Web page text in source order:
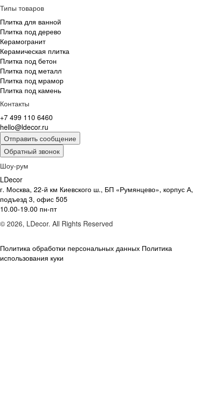
Типы товаров
Плитка для ванной
Плитка под дерево
Керамогранит
Керамическая плитка
Плитка под бетон
Плитка под металл
Плитка под мрамор
Плитка под камень
Контакты
+7 499 110 6460
hello@ldecor.ru
Отправить сообщение
Обратный звонок
Шоу-рум
LDecor
г. Москва, 22-й км Киевского ш., БП «Румянцево», корпус А,
подъезд 3, офис 505
10.00-19.00 пн-пт
© 2026, LDecor. All Rights Reserved
Политика обработки персональных данных Политика
использования куки